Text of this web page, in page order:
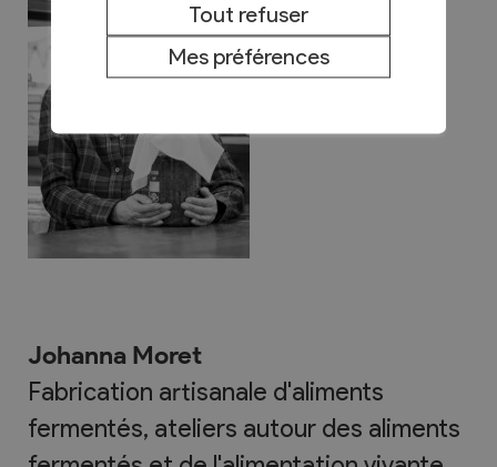
Johanna Moret
Fabrication artisanale d'aliments
fermentés, ateliers autour des aliments
Tout refuser
Mes préférences